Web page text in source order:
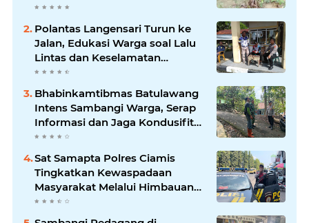
Polantas Langensari Turun ke
Jalan, Edukasi Warga soal Lalu
Lintas dan Keselamatan
Berkendara
Bhabinkamtibmas Batulawang
Intens Sambangi Warga, Serap
Informasi dan Jaga Kondusifitas
Lingkungan
Sat Samapta Polres Ciamis
Tingkatkan Kewaspadaan
Masyarakat Melalui Himbauan
Kamtibmas di Pusat Keramaian